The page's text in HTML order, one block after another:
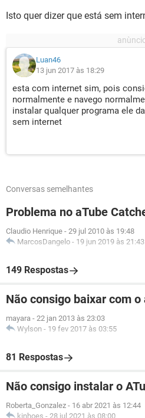
Isto quer dizer que está sem
Luan46
13 jun 2017 às 18:29
esta com internet sim, pois
normalmente e navego
instalar qualquer programa ele
sem internet
Conversas semelhantes
Problema no aTube
Claudio Henrique - 29 jul 2010 às 19:48
MarcosDangelo - 19 jun 2019 às 21:43
149 Respostas
Não consigo baixar com
mayara - 22 jan 2013 às 23:03
Wylson - 19 fev 2017 às 03:55
81 Respostas
Não consigo instalar o
Roberta_Gonzalez - 16 abr 2021 às 12:44
kinhoes - 28 jul 2021 às 08:00